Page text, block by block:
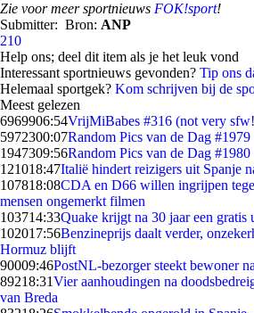
Zie voor meer sportnieuws FOK!sport!
Submitter: Bron: ANP
210
Help ons; deel dit item als je het leuk vond
Interessant sportnieuws gevonden? Tip ons
Helemaal sportgek? Kom schrijven bij de
Meest gelezen
6969906:54VrijMiBabes #316 (not very
5972300:07Random Pics van de Dag #1979
1947309:56Random Pics van de Dag #1980
121018:47Italië hindert reizigers uit Spanje
107818:08CDA en D66 willen ingrijpen
mensen ongemerkt filmen
103714:33Quake krijgt na 30 jaar een gratis
102017:56Benzineprijs daalt verder,
Hormuz blijft
90009:46PostNL-bezorger steekt bewoner
89218:31Vier aanhoudingen na
van Breda